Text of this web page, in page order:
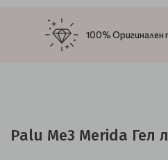
100% Оригинален
Palu Me3 Merida Гел